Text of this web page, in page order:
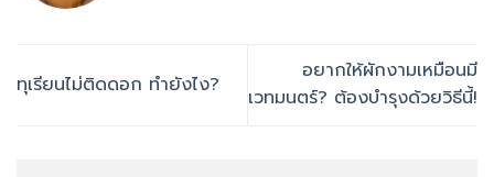
ทุเรียนไม่ติดดอก ทำยังไง?
อยากให้ผักงามเหมือนมี
เวทมนตร์? ต้องบำรุงด้วยวิธีนี้!